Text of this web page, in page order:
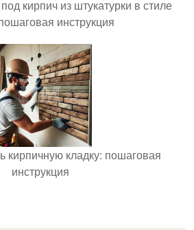
кирпич из штукатурки в стиле
инструкция
кирпичную кладку: пошаговая
инструкция